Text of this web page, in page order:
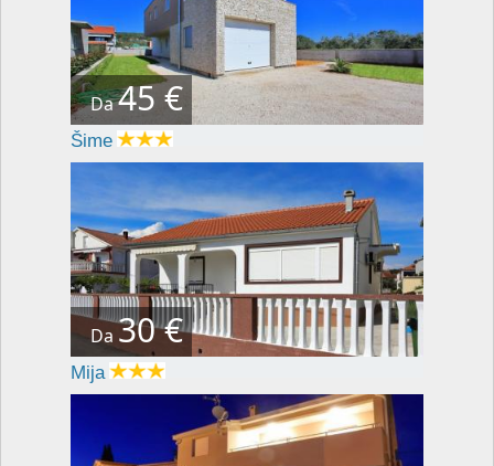
Da45 €
Šime
Da 30 €
Mija